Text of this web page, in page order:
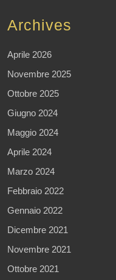
Archives
Aprile 2026
Novembre 2025
Ottobre 2025
Giugno 2024
Maggio 2024
Aprile 2024
Marzo 2024
Febbraio 2022
Gennaio 2022
Dicembre 2021
Novembre 2021
Ottobre 2021